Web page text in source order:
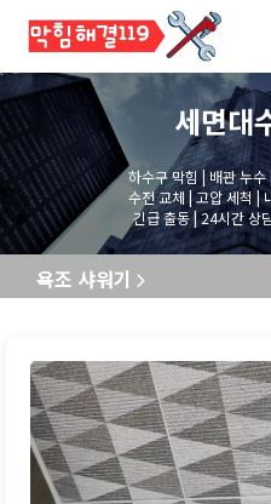
세면대
하수구 막힘 | 배관 누
수전 교체 | 고압 세척 |
긴급 출동 | 24시간 상
욕조 샤워기